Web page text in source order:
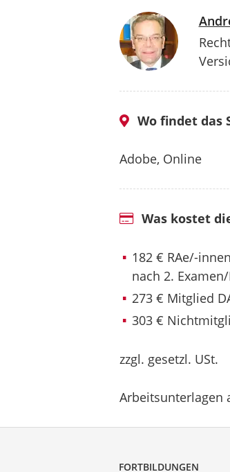
Wo findet das
Adobe, Online
Was kostet
182 € RAe/-
nach 2.
273 € Mitglied
303 €
zzgl. gesetzl. USt.
Arbeitsunterlagen
FORTBILDUNGEN